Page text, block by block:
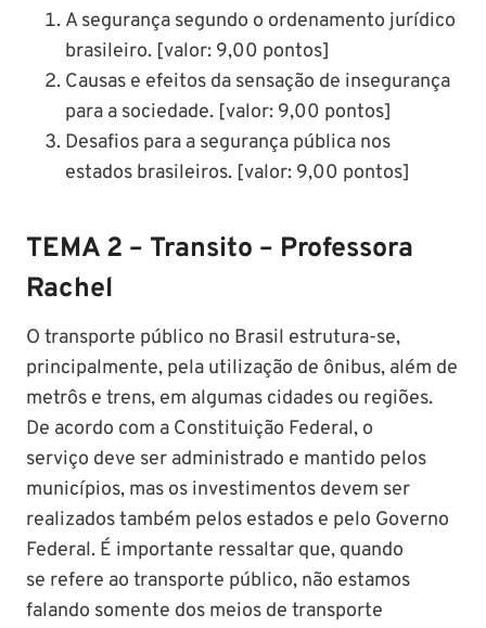
A segurança segundo o ordenamento jurídico
brasileiro. [valor: 9,00 pontos]
Causas e efeitos da sensação de insegurança
para a sociedade. [valor: 9,00 pontos]
Desafios para a segurança pública nos
estados brasileiros. [valor: 9,00 pontos]
TEMA 2 – Transito – Professora
Rachel
O transporte público no Brasil estrutura-se,
principalmente, pela utilização de ônibus, além de
metrôs e trens, em algumas cidades ou regiões.
De acordo com a Constituição Federal, o
serviço deve ser administrado e mantido pelos
municípios, mas os investimentos devem ser
realizados também pelos estados e pelo Governo
Federal. É importante ressaltar que, quando
se refere ao transporte público, não estamos
falando somente dos meios de transporte